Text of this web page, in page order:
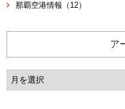
那覇空港情報（12）
ア